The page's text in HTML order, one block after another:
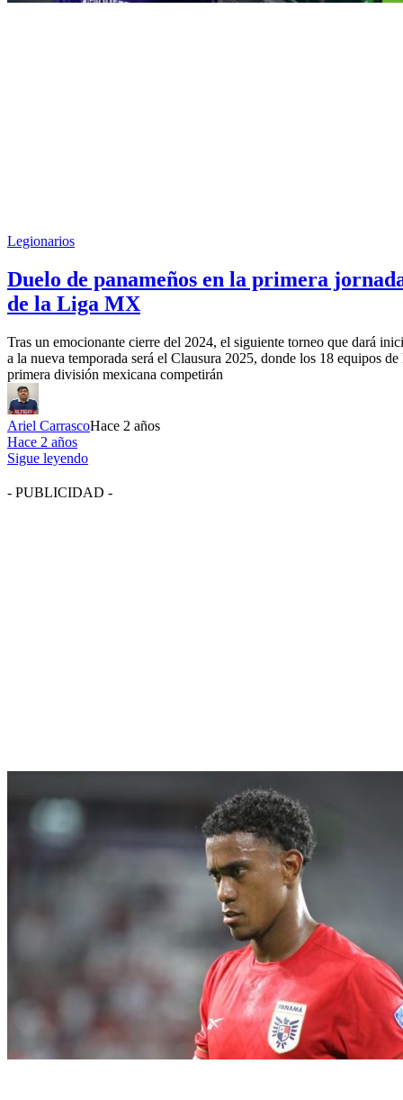
Legionarios
Duelo de panameños en la primera
de la Liga MX
Tras un emocionante cierre del 2024, el siguiente torneo que dará
a la nueva temporada será el Clausura 2025, donde los 18 equipos de
primera división mexicana competirán
Ariel CarrascoHace 2 años
Hace 2 años
Sigue leyendo
- PUBLICIDAD -